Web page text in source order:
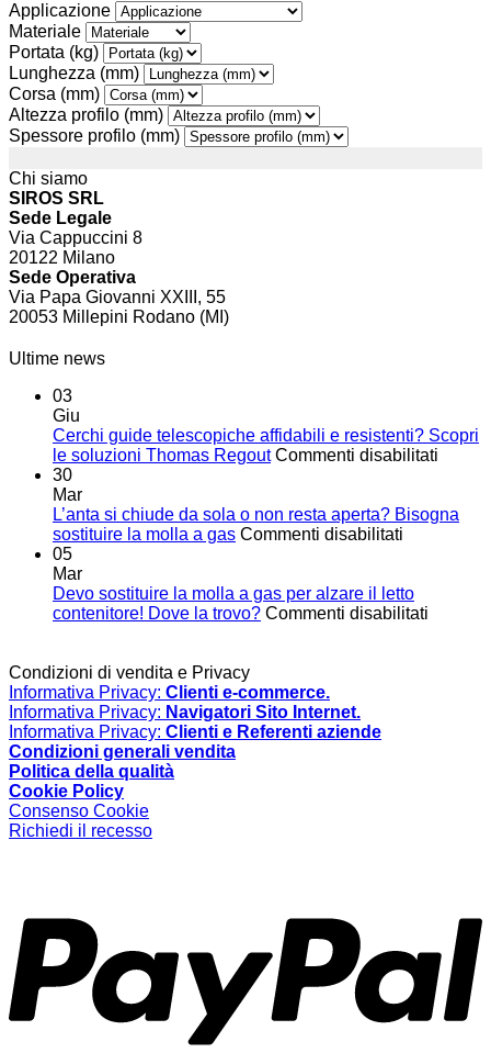
Applicazione
Materiale
Portata (kg)
Lunghezza (mm)
Corsa (mm)
Altezza profilo (mm)
Spessore profilo (mm)
Chi siamo
SIROS SRL
Sede Legale
Via Cappuccini 8
20122 Milano
Sede Operativa
Via Papa Giovanni XXIII, 55
20053 Millepini Rodano (MI)
Ultime news
03
Giu
Cerchi guide telescopiche affidabili e resistenti? Scopri
le soluzioni Thomas Regout Commenti disabilitati
30
Mar
L’anta si chiude da sola o non resta aperta? Bisogna
sostituire la molla a gas Commenti disabilitati
chiude
da
05
Mar
Devo sostituire la molla a gas per alzare il letto
contenitore! Dove la trovo? Commenti disabilitati
Condizioni di vendita e Privacy
Informativa Privacy: Clienti e-commerce.
Informativa Privacy: Navigatori Sito Internet.
Informativa Privacy: Clienti e Referenti aziende
Condizioni generali vendita
Politica della qualità
Cookie Policy
Consenso Cookie
Richiedi il recesso